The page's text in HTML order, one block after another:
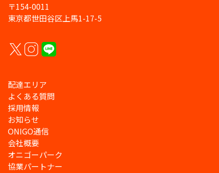
〒154-0011
東京都世田谷区上馬1-17-5
配達エリア
よくある質問
採用情報
お知らせ
ONIGO通信
会社概要
オニゴーパーク
協業パートナー